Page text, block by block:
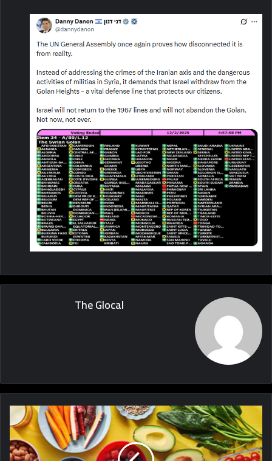
The Glocal